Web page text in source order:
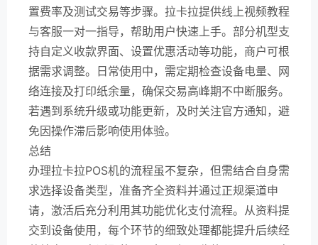
置费率及测试交易等步骤。拉卡拉提供线上视频教程
与客服一对一指导，帮助用户快速上手。部分机型支
持自定义收款界面、设置优惠活动等功能，商户可根
据需求调整。日常使用中，需定期检查设备电量、网
络连接及打印纸余量，确保交易高峰期不中断服务。
若遇到系统升级或功能更新，及时关注官方通知，避
免因操作滞后影响使用体验。
总结
办理拉卡拉POS机的流程虽不复杂，但需结合自身需
求选择设备类型，准备齐全资料并通过正规渠道申
请，激活后充分利用其功能优化支付流程。从资料提
交到设备使用，每个环节的细致处理都能提升后续经